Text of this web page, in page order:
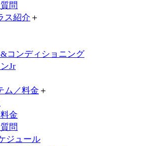
問
ス紹介 ＋
コンディショニング
Jr
ム／料金 ＋
金
問
ジュール